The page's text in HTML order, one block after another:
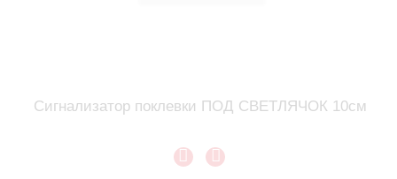
Сигнализатор поклевки ПОД СВЕТЛЯЧОК 10см